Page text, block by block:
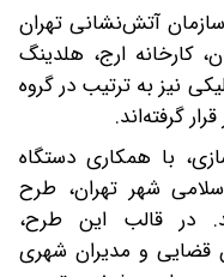
آتش‌نشانی تهران
کارخانه ارج، هلدینگ
نیز به ترتیب در گروه
گرفته‌اند.
با همکاری دستگاه
شهر تهران، طرح
در قالب این طرح،
قضایی و مدیران شهری